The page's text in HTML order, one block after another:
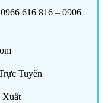
0966 616 816– 0906
Tuyến
Xuất